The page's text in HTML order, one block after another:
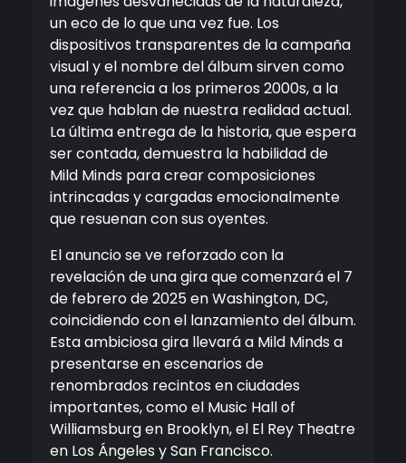
un eco de lo que una vez fue. Los
dispositivos transparentes de la campaña
visual y el nombre del álbum sirven como
una referencia a los primeros 2000s, a la
vez que hablan de nuestra realidad actual.
La última entrega de la historia, que espera
ser contada, demuestra la habilidad de
Mild Minds para crear composiciones
intrincadas y cargadas emocionalmente
que resuenan con sus oyentes.
El anuncio se ve reforzado con la
revelación de una gira que comenzará el 7
de febrero de 2025 en Washington, DC,
coincidiendo con el lanzamiento del álbum.
Esta ambiciosa gira llevará a Mild Minds a
presentarse en escenarios de
renombrados recintos en ciudades
importantes, como el Music Hall of
Williamsburg en Brooklyn, el El Rey Theatre
en Los Ángeles y San Francisco.